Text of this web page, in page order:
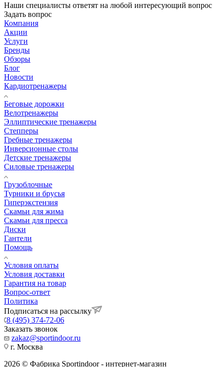
Наши специалисты ответят на любой интересующий вопрос
Задать вопрос
Компания
Акции
Услуги
Бренды
Обзоры
Блог
Новости
Кардиотренажеры
Беговые дорожки
Велотренажеры
Эллиптические тренажеры
Степперы
Гребные тренажеры
Инверсионные столы
Детские тренажеры
Силовые тренажеры
Грузоблочные
Турники и брусья
Гиперэкстензия
Скамьи для жима
Скамьи для пресса
Диски
Гантели
Помощь
Условия оплаты
Условия доставки
Гарантия на товар
Вопрос-ответ
Политика
Подписаться на рассылку
8 (495) 374-72-06
Заказать звонок
zakaz@sportindoor.ru
г. Москва
2026 © Фабрика Sportindoor - интернет-магазин